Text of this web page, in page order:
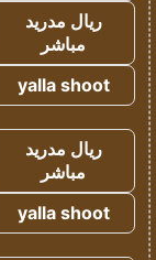
ريال مدريد
مباشر
yalla shoot
ريال مدريد
مباشر
yalla shoot